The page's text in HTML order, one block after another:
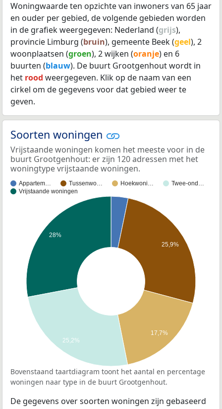
Woningwaarde ten opzichte van inwoners van 65 jaar
en ouder per gebied, de volgende gebieden worden
in de grafiek weergegeven: Nederland (grijs),
provincie Limburg (bruin), gemeente Beek (geel), 2
woonplaatsen (groen), 2 wijken (oranje) en 6
buurten (blauw). De buurt Grootgenhout wordt in
het rood weergegeven. Klik op de naam van een
cirkel om de gegevens voor dat gebied weer te
geven.
Soorten woningen
Vrijstaande woningen komen het meeste voor in de
buurt Grootgenhout: er zijn 120 adressen met het
woningtype vrijstaande woningen.
Appartem… Tussenwo… Hoekwoni…
Twee-ond…
Vrijstaande woningen
25,9%
17,7%
28%
25,2%
Bovenstaand taartdiagram toont het aantal en percentage
woningen naar type in de buurt Grootgenhout.
De gegevens over soorten woningen zijn gebaseerd